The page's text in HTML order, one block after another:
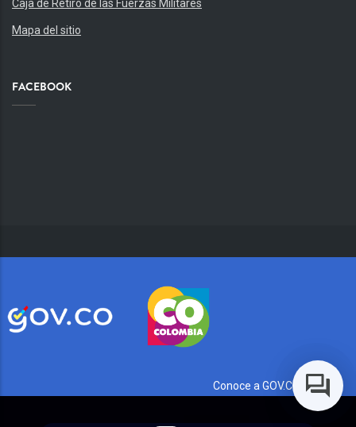
Caja de Retiro de las Fuerzas Militares
Mapa del sitio
FACEBOOK
Conoce a GOV.CO aquí